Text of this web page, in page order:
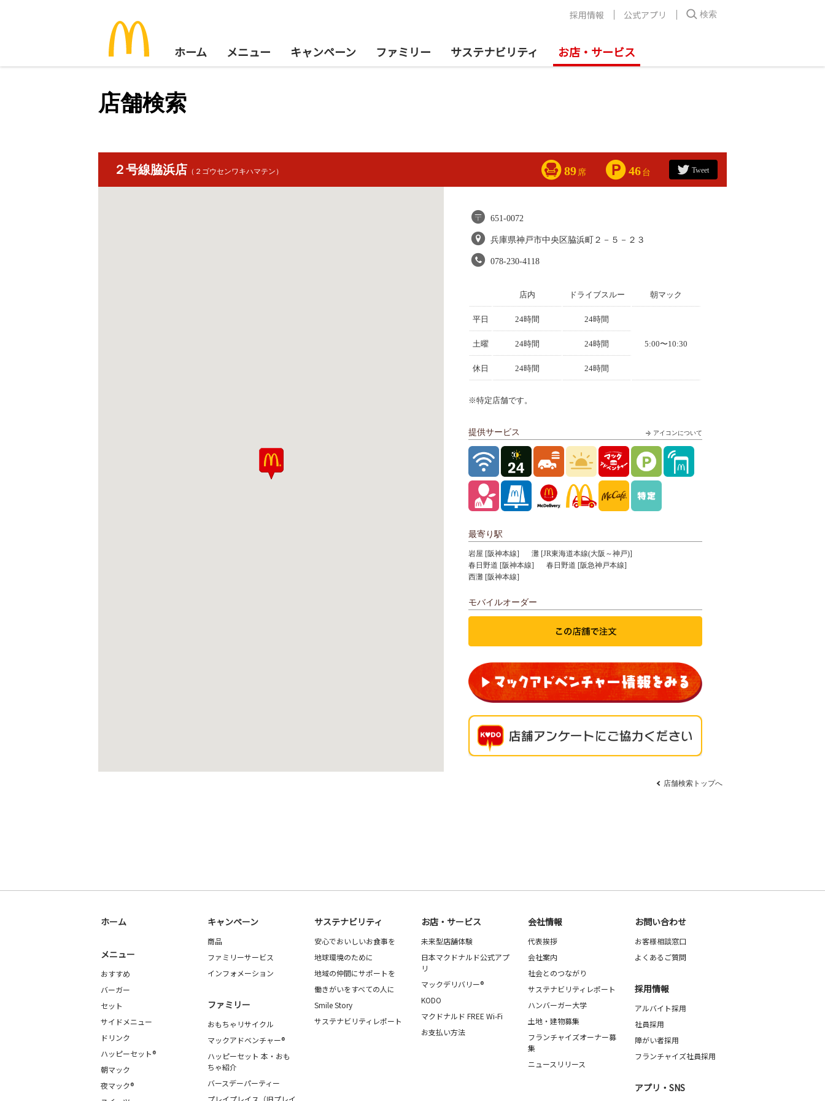
ホーム メニュー キャンペーン ファミリー サステナビリティ お店・サービス
採用情報 公式アプリ 検索
店舗検索
２号線脇浜店 （２ゴウセンワキハマテン） 89 席 46 台 Tweet
651-0072
兵庫県神戸市中央区脇浜町２－５－２３
078-230-4118
店内 ドライブスルー 朝マック
平日 24時間 24時間
5:00〜10:30
土曜 24時間 24時間
休日 24時間 24時間
※特定店舗です。
アイコンについて
提供サービス
最寄り駅
岩屋 [阪神本線]
灘 [JR東海道本線(大阪～神戸)]
春日野道 [阪神本線]
春日野道 [阪急神戸本線]
西灘 [阪神本線]
モバイルオーダー
店舗検索トップへ
ホーム
メニュー
おすすめ
バーガー
セット
サイドメニュー
ドリンク
ハッピーセット®
朝マック
夜マック®
キャンペーン
商品
ファミリーサービス
インフォメーション
ファミリー
おもちゃリサイクル
マックアドベンチャー®
ハッピーセット 本・おも
ちゃ紹介
バースデーパーティー
プレイプレイス（旧プレイ
サステナビリティ
安心でおいしいお食事を
地球環境のために
地域の仲間にサポートを
働きがいをすべての人に
Smile Story
サステナビリティレポート
お店・サービス
未来型店舗体験
日本マクドナルド公式アプ
リ
マックデリバリー®
KODO
マクドナルド FREE Wi-Fi
お支払い方法
会社情報
代表挨拶
会社案内
社会とのつながり
サステナビリティレポート
ハンバーガー大学
土地・建物募集
フランチャイズオーナー募
集
ニュースリリース
お問い合わせ
お客様相談窓口
よくあるご質問
採用情報
アルバイト採用
社員採用
障がい者採用
フランチャイズ社員採用
アプリ・SNS